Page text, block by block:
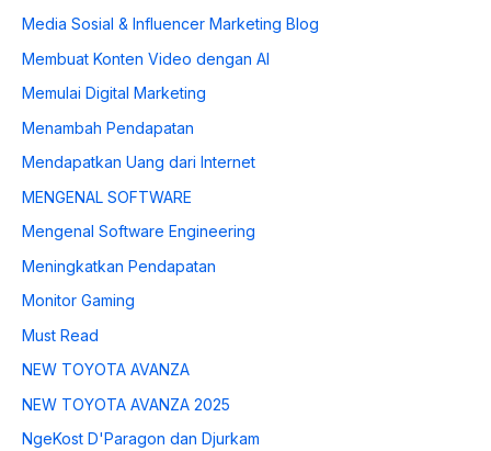
Media Sosial & Influencer Marketing Blog
Membuat Konten Video dengan AI
Memulai Digital Marketing
Menambah Pendapatan
Mendapatkan Uang dari Internet
MENGENAL SOFTWARE
Mengenal Software Engineering
Meningkatkan Pendapatan
Monitor Gaming
Must Read
NEW TOYOTA AVANZA
NEW TOYOTA AVANZA 2025
NgeKost D'Paragon dan Djurkam